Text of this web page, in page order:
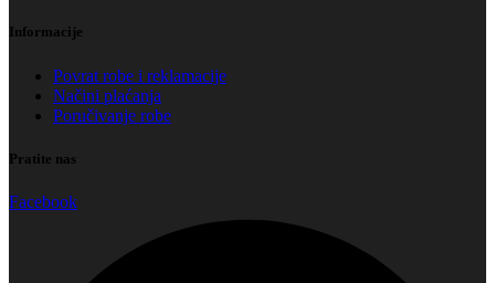
Informacije
Povrat robe i reklamacije
Načini plaćanja
Poručivanje robe
Pratite nas
Facebook